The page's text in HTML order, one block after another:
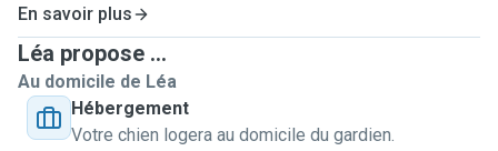
En savoir plus
Léa propose ...
Au domicile de Léa
Hébergement
Votre chien logera au domicile du gardien.